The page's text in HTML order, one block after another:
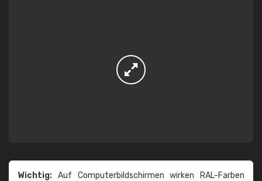
Wichtig: Auf Computerbildschirmen wirken RAL-Farben